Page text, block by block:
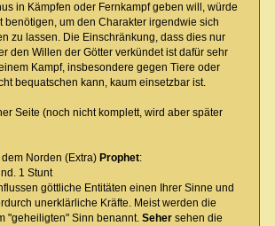
in Kämpfen oder Fernkampf geben will, würde
benötigen, um den Charakter irgendwie sich
zu lassen. Die Einschränkung, dass dies nur
den Willen der Götter verkündet ist dafür sehr
Kampf, insbesondere gegen Tiere oder
bequatschen kann, kaum einsetzbar ist.
Seite (noch nicht komplett, wird aber später
Norden (Extra) Prophet:
1 Stunt
göttliche Entitäten einen Ihrer Sinne und
unerklärliche Kräfte. Meist werden die
"geheiligten" Sinn benannt. Sehersehen die